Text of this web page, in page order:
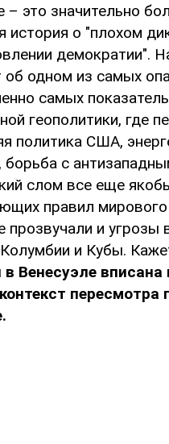
– это значительно
история о "плохом
демократии".
об одном из самых
самых
геополитики, где
политика США,
борьба с
слом все еще
правил
прозвучали и угрозы
и Кубы.
в Венесуэле вписана
пересмотра